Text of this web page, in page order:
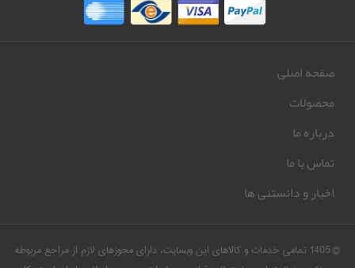
صفحه اصلی
محصولات
درباره ما
تماس با ما
اخبار و دانستنی ها
© 1405 تمامی خدمات و کالاهای این وبسایت، دارای مجوزهای لازم از مراجع مربوطه